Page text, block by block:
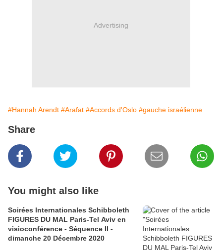
Advertising
#Hannah Arendt #Arafat #Accords d'Oslo #gauche israélienne
Share
You might also like
Soirées Internationales Schibboleth
FIGURES DU MAL Paris-Tel Aviv en
visioconférence - Séquence II -
dimanche 20 Décembre 2020